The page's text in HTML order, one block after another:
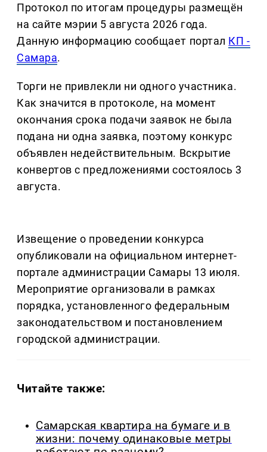
Протокол по итогам процедуры размещён
на сайте мэрии 5 августа 2026 года.
Данную информацию сообщает портал КП -
Самара.
Торги не привлекли ни одного участника.
Как значится в протоколе, на момент
окончания срока подачи заявок не была
подана ни одна заявка, поэтому конкурс
объявлен недействительным. Вскрытие
конвертов с предложениями состоялось 3
августа.
Извещение о проведении конкурса
опубликовали на официальном интернет-
портале администрации Самары 13 июля.
Мероприятие организовали в рамках
порядка, установленного федеральным
законодательством и постановлением
городской администрации.
Читайте также:
Самарская квартира на бумаге и в
жизни: почему одинаковые метры